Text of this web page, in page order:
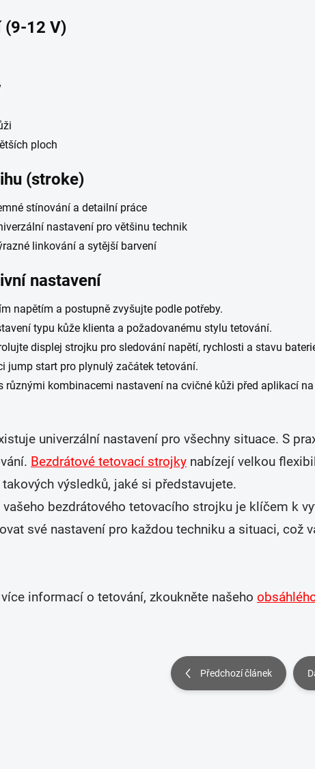
(9-12 V)
ploch
(stroke)
stínování a detailní práce
nastavení pro většinu technik
linkování a sytější barvení
nastavení
napětím a postupně zvyšujte podle potřeby.
typu kůže klienta a požadovanému stylu tetování.
displej strojku pro sledování napětí, rychlosti a stavu
jump start pro plynulý začátek tetování.
různými kombinacemi nastavení na cvičné kůži před aplikací
univerzální nastavení pro všechny situace. S
Bezdrátové tetovací strojky nabízejí velkou
výsledků, jaké si představujete.
vašeho bezdrátového tetovacího strojku je klíčem k
své nastavení pro každou techniku a situaci, což
informací o tetování, zkoukněte našeho
Předchozí článek